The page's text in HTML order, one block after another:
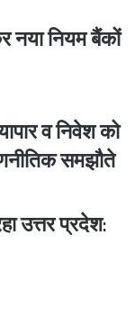
नियम बैंकों
व निवेश को
समझौते
उत्तर प्रदेश: